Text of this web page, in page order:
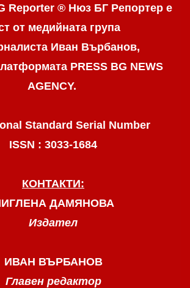
Reporter ® Нюз БГ Репортере
от медийната група
Иван Върбанов,
PRESS BG NEWS
AGENCY.
Standard Serial Number
ISSN : 3033-1684
КОНТАКТИ:
ДАМЯНОВА
Издател
ИВАН ВЪРБАНОВ
Главен редактор